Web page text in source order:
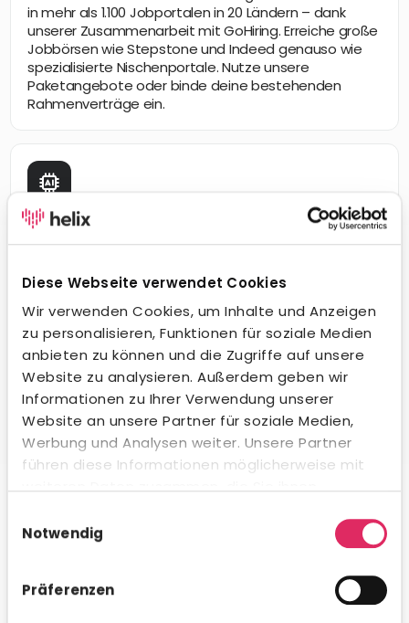
Diese Webseite verwendet Cookies
Wir verwenden Cookies, um Inhalte und Anzeigen
zu personalisieren, Funktionen für soziale Medien
anbieten zu können und die Zugriffe auf unsere
Website zu analysieren. Außerdem geben wir
Informationen zu Ihrer Verwendung unserer
Website an unsere Partner für soziale Medien,
Werbung und Analysen weiter. Unsere Partner
führen diese Informationen möglicherweise mit
weiteren Daten zusammen, die Sie ihnen
Nutzung der Dienste gesammelt haben.
Notwendig
Präferenzen
in mehr als 1.100 Jobportalen in 20 Ländern – dank
unserer Zusammenarbeit mit GoHiring. Erreiche große
Jobbörsen wie Stepstone und Indeed genauso wie
spezialisierte Nischenportale. Nutze unsere
Paketangebote oder binde deine bestehenden
Rahmenverträge ein.
Wegweisende KI-Integration.
Posts und in der Kommunikation mit Bewerbern – in
jeder Sprache und jedem Ton. Natürlich
datenschutzkonform und innerhalb gesetzlicher
Vorgaben. Auch beim Kandidaten-Matching
profitierst du von intelligenter Unterstützung.
Auswertungen direkt in Concludis – oder integriere die
Daten via API in deine bestehenden BI-Tools für
genau dann verfügbar, wenn du es brauchst.